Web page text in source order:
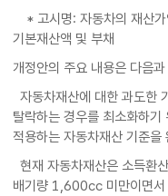
* 고시명: 자동차의 재산가
기본재산액 및 부채
개정안의 주요 내용은 다음
자동차재산에 대한 과도한
탈락하는 경우를 최소화하
적용하는 자동차재산 기준을
현재 자동차재산은 소득환
배기량 1,600cc 미만이면